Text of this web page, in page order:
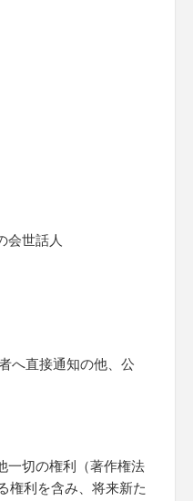
会世話人
へ直接通知の他、公
一切の権利（著作権法
権利を含み、将来新た